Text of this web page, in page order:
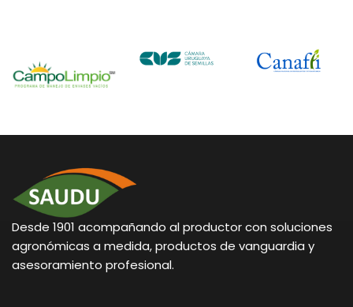
Desde 1901 acompañando al productor con soluciones
agronómicas a medida, productos de vanguardia y
asesoramiento profesional.